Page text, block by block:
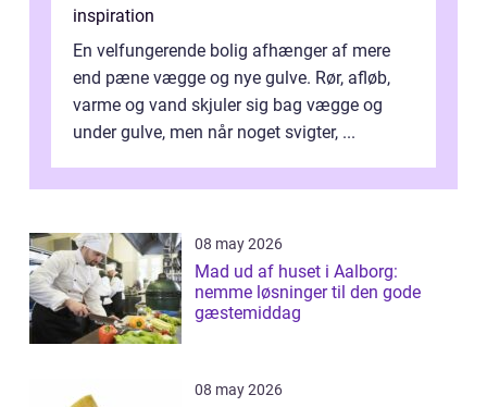
inspiration
En velfungerende bolig afhænger af mere
end pæne vægge og nye gulve. Rør, afløb,
varme og vand skjuler sig bag vægge og
under gulve, men når noget svigter, ...
08 may 2026
Mad ud af huset i Aalborg:
nemme løsninger til den gode
gæstemiddag
08 may 2026